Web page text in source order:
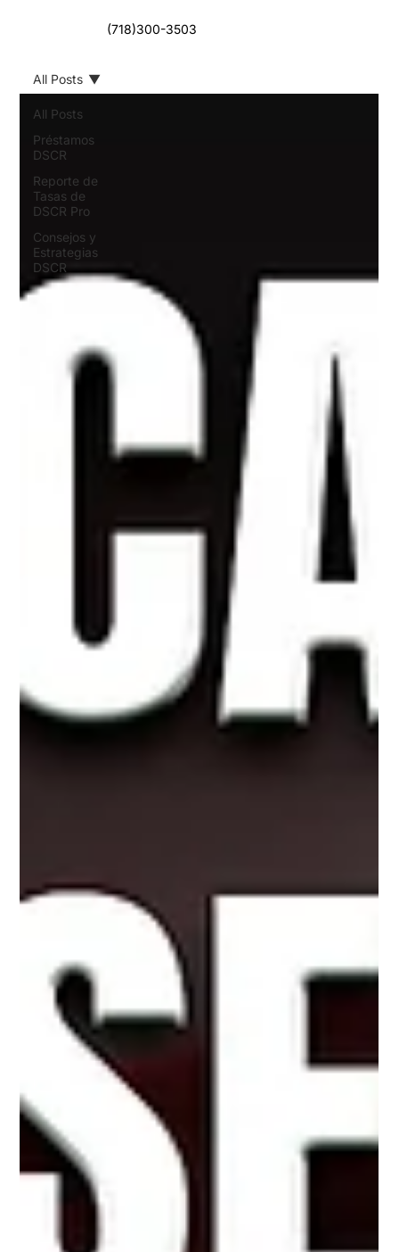
(718)300-3503
All Posts
Préstamos
DSCR
Reporte de
Tasas de
DSCR Pro
Consejos y
Estrategias
DSCR
All Posts